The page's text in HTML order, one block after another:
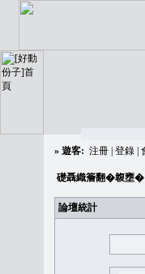
» 遊客: 注冊 登錄
礎聶織簷翻�䪖壅�
論壇統計